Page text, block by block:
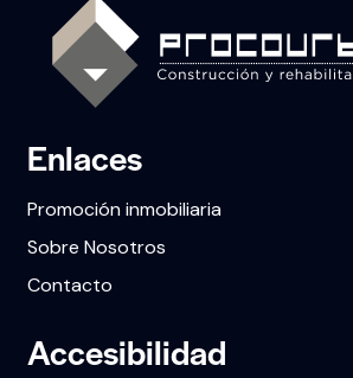
Enlaces
Promoción inmobiliaria
Sobre Nosotros
Contacto
Accesibilidad